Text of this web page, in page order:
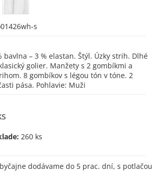
s
bavlna – 3 % elastan. Štýl. Úzky strih. Dlhé
golier. Manžety s 2 gombíkmi a
8 gombíkov s légou tón v tóne. 2
pása. Pohlavie: Muži
260 ks